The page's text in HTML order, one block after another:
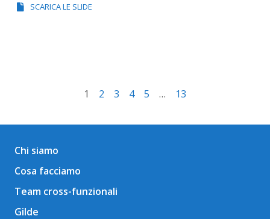
SCARICA LE SLIDE
1 2 3 4 5 … 13
Chi siamo
Cosa facciamo
Team cross-funzionali
Gilde